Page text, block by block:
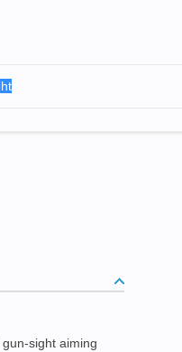
sight aiming